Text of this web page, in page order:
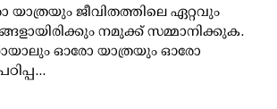
യാത്രയും ജീവിതത്തിലെ ഏറ്റവും
നമുക്ക് സമ്മാനിക്കുക.
ഓരോ യാത്രയും ഓരോ